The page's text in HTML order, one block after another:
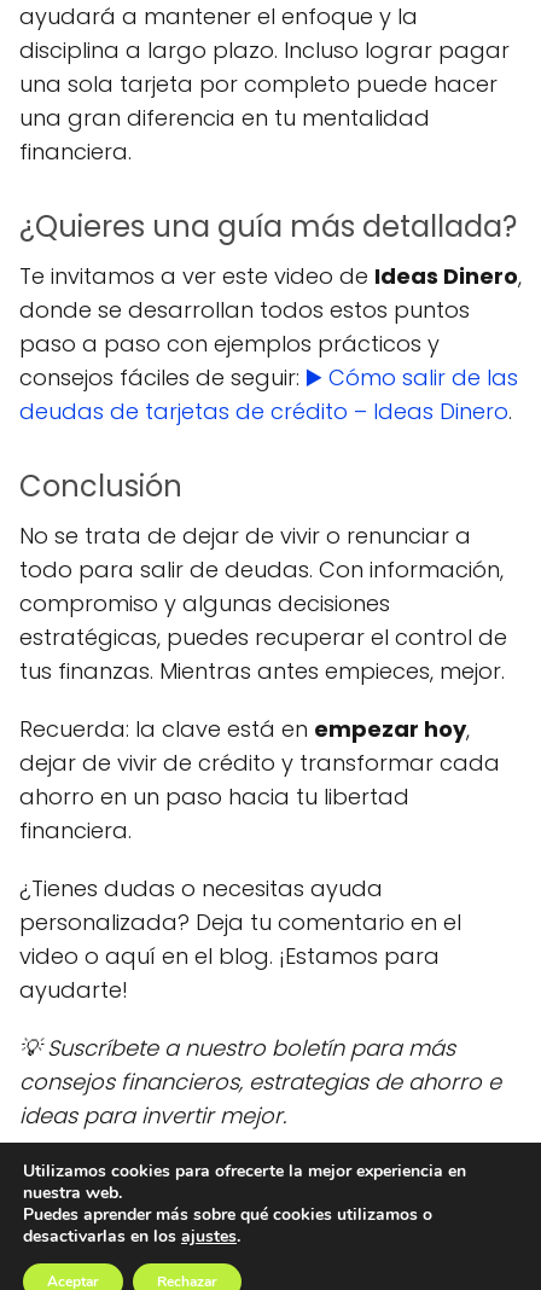
ayudará a mantener el enfoque y la
disciplina a largo plazo. Incluso lograr pagar
una sola tarjeta por completo puede hacer
una gran diferencia en tu mentalidad
financiera.
¿Quieres una guía más detallada?
Te invitamos a ver este video de Ideas Dinero,
donde se desarrollan todos estos puntos
paso a paso con ejemplos prácticos y
consejos fáciles de seguir: ▶️ Cómo salir de las
deudas de tarjetas de crédito – Ideas Dinero.
Conclusión
No se trata de dejar de vivir o renunciar a
todo para salir de deudas. Con información,
compromiso y algunas decisiones
estratégicas, puedes recuperar el control de
tus finanzas. Mientras antes empieces, mejor.
Recuerda: la clave está en empezar hoy,
dejar de vivir de crédito y transformar cada
ahorro en un paso hacia tu libertad
financiera.
¿Tienes dudas o necesitas ayuda
personalizada? Deja tu comentario en el
video o aquí en el blog. ¡Estamos para
ayudarte!
💡 Suscríbete a nuestro boletín para más
consejos financieros, estrategias de ahorro e
ideas para invertir mejor.
Ideas Dinero blog
¿Cómo salgo de las deudas de tarjetas de
crédito?
Utilizamos cookies para ofrecerte la mejor experiencia en
nuestra web.
Puedes aprender más sobre qué cookies utilizamos o
desactivarlas en los ajustes.
Aceptar Rechazar